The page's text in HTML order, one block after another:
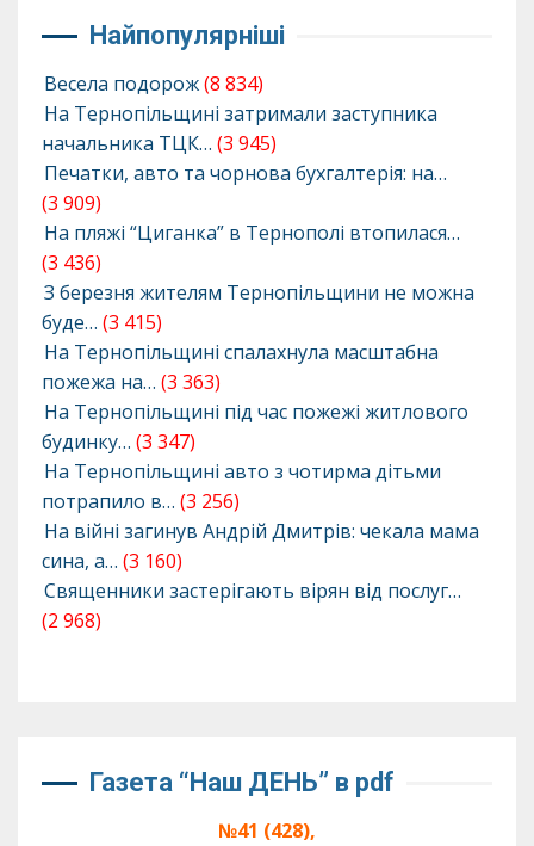
Найпопулярніші
Весела подорож(8 834)
На Тернопільщині затримали заступника
начальника ТЦК… (3 945)
Печатки, авто та чорнова бухгалтерія: на…
(3 909)
На пляжі “Циганка” в Тернополі втопилася…
(3 436)
З березня жителям Тернопільщини не можна
буде… (3 415)
На Тернопільщині спалахнула масштабна
пожежа на… (3 363)
На Тернопільщині під час пожежі житлового
будинку… (3 347)
На Тернопільщині авто з чотирма дітьми
потрапило в… (3 256)
На війні загинув Андрій Дмитрів: чекала мама
сина, а… (3 160)
Священники застерігають вірян від послуг…
(2 968)
Газета “Наш ДЕНЬ” в pdf
№41 (428),